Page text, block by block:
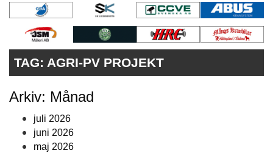
KONTAKT
VÅRA ANDRA MAGASIN
PRENUMERERA
ANNONSERA
TAG: AGRI-PV PROJEKT
Arkiv: Månad
juli 2026
juni 2026
maj 2026